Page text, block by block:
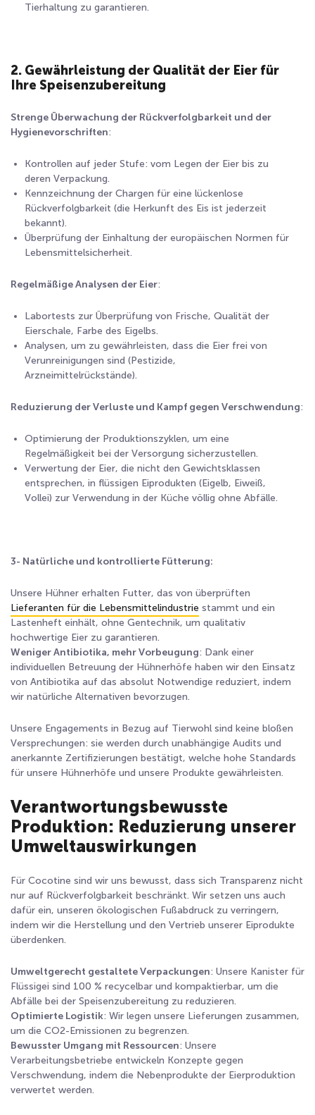
Tierhaltung zu garantieren.
2. Gewährleistung der Qualität der Eier für
Ihre Speisenzubereitung
Strenge Überwachung der Rückverfolgbarkeit und der
Hygienevorschriften:
Kontrollen auf jeder Stufe: vom Legen der Eier bis zu
deren Verpackung.
Kennzeichnung der Chargen für eine lückenlose
Rückverfolgbarkeit (die Herkunft des Eis ist jederzeit
bekannt).
Überprüfung der Einhaltung der europäischen Normen für
Lebensmittelsicherheit.
Regelmäßige Analysen der Eier:
Labortests zur Überprüfung von Frische, Qualität der
Eierschale, Farbe des Eigelbs.
Analysen, um zu gewährleisten, dass die Eier frei von
Verunreinigungen sind (Pestizide,
Arzneimittelrückstände).
Reduzierung der Verluste und Kampf gegen Verschwendung:
Optimierung der Produktionszyklen, um eine
Regelmäßigkeit bei der Versorgung sicherzustellen.
Verwertung der Eier, die nicht den Gewichtsklassen
entsprechen, in flüssigen Eiprodukten (Eigelb, Eiweiß,
Vollei) zur Verwendung in der Küche völlig ohne Abfälle.
3- Natürliche und kontrollierte Fütterung:
Unsere Hühner erhalten Futter, das von überprüften
Lieferanten für die Lebensmittelindustrie stammt und ein
Lastenheft einhält, ohne Gentechnik, um qualitativ
hochwertige Eier zu garantieren.
Weniger Antibiotika, mehr Vorbeugung: Dank einer
individuellen Betreuung der Hühnerhöfe haben wir den Einsatz
von Antibiotika auf das absolut Notwendige reduziert, indem
wir natürliche Alternativen bevorzugen.
Unsere Engagements in Bezug auf Tierwohl sind keine bloßen
Versprechungen: sie werden durch unabhängige Audits und
anerkannte Zertifizierungen bestätigt, welche hohe Standards
für unsere Hühnerhöfe und unsere Produkte gewährleisten.
Verantwortungsbewusste
Produktion: Reduzierung unserer
Umweltauswirkungen
Für Cocotine sind wir uns bewusst, dass sich Transparenz nicht
nur auf Rückverfolgbarkeit beschränkt. Wir setzen uns auch
dafür ein, unseren ökologischen Fußabdruck zu verringern,
indem wir die Herstellung und den Vertrieb unserer Eiprodukte
überdenken.
Umweltgerecht gestaltete Verpackungen: Unsere Kanister für
Flüssigei sind 100 % recycelbar und kompaktierbar, um die
Abfälle bei der Speisenzubereitung zu reduzieren.
Optimierte Logistik: Wir legen unsere Lieferungen zusammen,
um die CO2-Emissionen zu begrenzen.
Bewusster Umgang mit Ressourcen: Unsere
Verarbeitungsbetriebe entwickeln Konzepte gegen
Verschwendung, indem die Nebenprodukte der Eierproduktion
verwertet werden.